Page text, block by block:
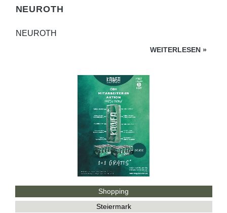
NEUROTH
NEUROTH
WEITERLESEN »
Shopping
Steiermark